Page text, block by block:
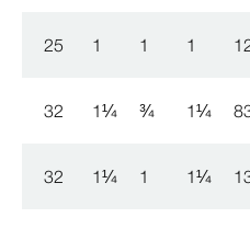
25 1 1 1
32 1¼ ¾ 1¼
32 1¼ 1 1¼